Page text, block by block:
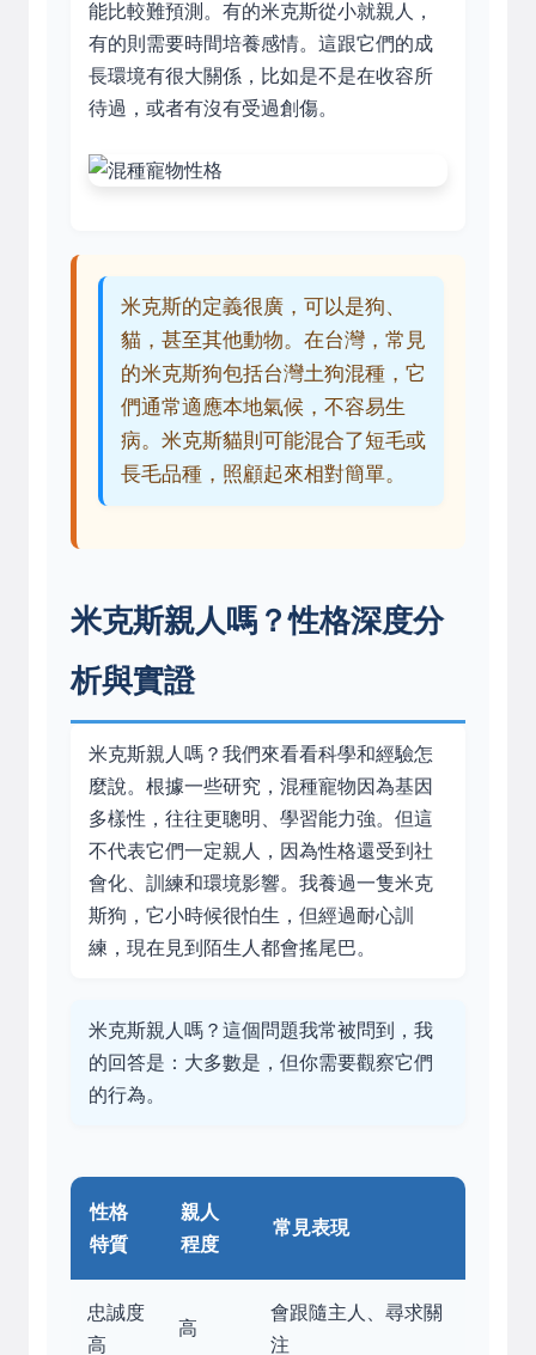
能比較難預測。有的米克斯從小就親人，
有的則需要時間培養感情。這跟它們的成
長環境有很大關係，比如是不是在收容所
待過，或者有沒有受過創傷。
米克斯的定義很廣，可以是狗、
貓，甚至其他動物。在台灣，常見
的米克斯狗包括台灣土狗混種，它
們通常適應本地氣候，不容易生
病。米克斯貓則可能混合了短毛或
長毛品種，照顧起來相對簡單。
米克斯親人嗎？性格深度分
析與實證
米克斯親人嗎？我們來看看科學和經驗怎
麼說。根據一些研究，混種寵物因為基因
多樣性，往往更聰明、學習能力強。但這
不代表它們一定親人，因為性格還受到社
會化、訓練和環境影響。我養過一隻米克
斯狗，它小時候很怕生，但經過耐心訓
練，現在見到陌生人都會搖尾巴。
米克斯親人嗎？這個問題我常被問到，我
的回答是：大多數是，但你需要觀察它們
的行為。
性格
特質
親人
程度
常見表現
忠誠度
高
高
會跟隨主人、尋求關
注